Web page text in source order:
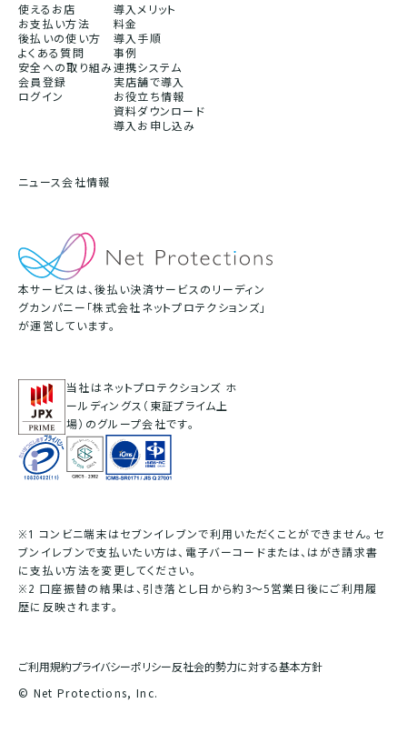
使えるお店
お支払い方法
後払いの使い方
よくある質問
安全への取り組み
会員登録
ログイン
導入メリット
料金
導入手順
事例
連携システム
実店舗で導入
お役立ち情報
資料ダウンロード
導入お申し込み
ニュース会社情報
本サービスは、後払い決済サービスのリーディン
グカンパニー「株式会社ネットプロテクションズ」
が運営しています。
当社はネットプロテクションズ ホ
ールディングス（東証プライム上
場）のグループ会社です。
※1 コンビニ端末はセブンイレブンで利用いただくことができません。セ
ブンイレブンで支払いたい方は、電子バーコードまたは、はがき請求書
に支払い方法を変更してください。
※2 口座振替の結果は、引き落とし日から約3〜5営業日後にご利用履
歴に反映されます。
ご利用規約プライバシーポリシー反社会的勢力に対する基本方針
© Net Protections, Inc.